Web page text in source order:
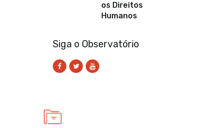
os Direitos
Humanos
Siga o Observatório